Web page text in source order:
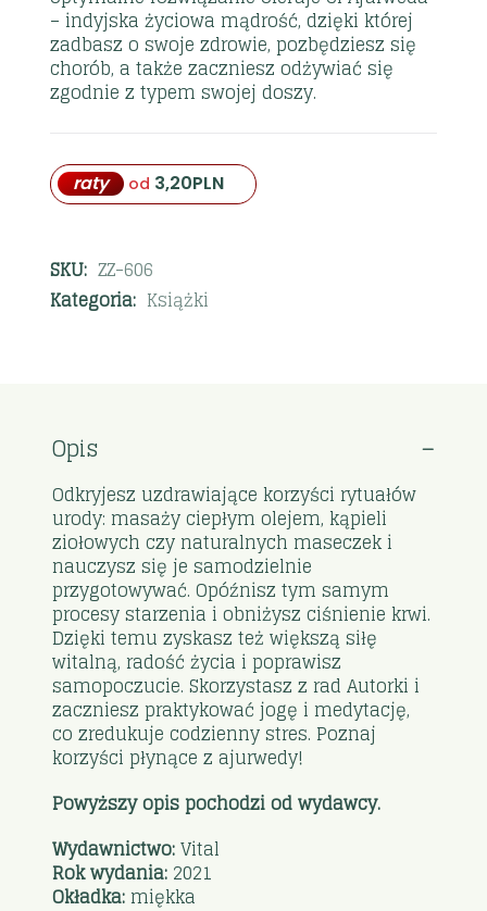
– indyjska życiowa mądrość, dzięki której
zadbasz o swoje zdrowie, pozbędziesz się
chorób, a także zaczniesz odżywiać się
zgodnie z typem swojej doszy.
raty od 3,20PLN
SKU: ZZ-606
Kategoria: Książki
Opis
Odkryjesz uzdrawiające korzyści rytuałów
urody: masaży ciepłym olejem, kąpieli
ziołowych czy naturalnych maseczek i
nauczysz się je samodzielnie
przygotowywać. Opóźnisz tym samym
procesy starzenia i obniżysz ciśnienie krwi.
Dzięki temu zyskasz też większą siłę
witalną, radość życia i poprawisz
samopoczucie. Skorzystasz z rad Autorki i
zaczniesz praktykować jogę i medytację,
co zredukuje codzienny stres. Poznaj
korzyści płynące z ajurwedy!
Powyższy opis pochodzi od wydawcy.
Wydawnictwo:Vital
Rok wydania: 2021
Okładka: miękka